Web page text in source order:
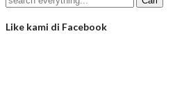
Like kami di Facebook